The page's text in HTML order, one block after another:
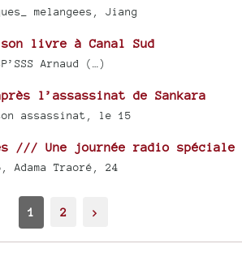
melangees, Jiang
son livre à Canal Sud
Arnaud (…)
l’assassinat de Sankara
assassinat, le 15
/// Une journée radio spéciale
Traoré, 24
1 2 >